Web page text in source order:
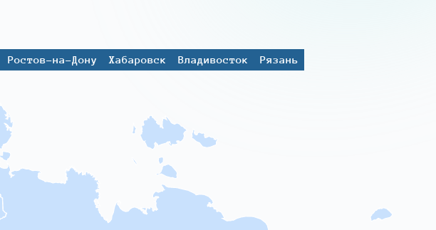
Ростов-на-Дону Хабаровск Владивосток
Рязань